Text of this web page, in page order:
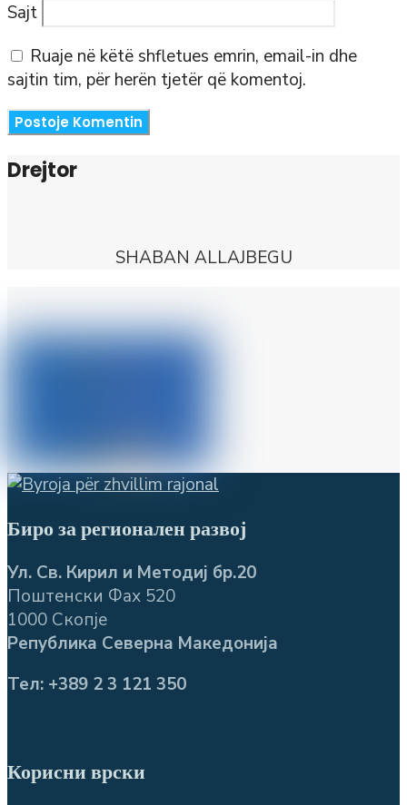
Sajt
Ruaje në këtë shfletues emrin, email-in dhe
sajtin tim, për herën tjetër që komentoj.
Drejtor
SHABAN ALLAJBEGU
Биро за регионален развој
Ул. Св. Кирил и Методиј бр.20
Поштенски Фах 520
1000 Скопје
Република Северна Македонија
Тел: +389 2 3 121 350
Корисни врски